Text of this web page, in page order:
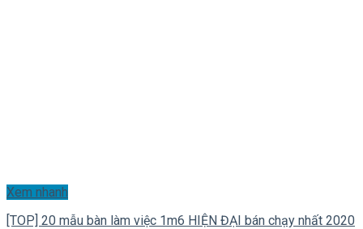
Xem nhanh
[TOP] 20 mẫu bàn làm việc 1m6 HIỆN ĐẠI bán chạy nhất 2020